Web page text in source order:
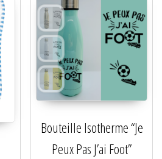
Bouteille Isotherme “Je
Peux Pas J’ai Foot”